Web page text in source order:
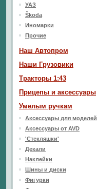
УАЗ
Škoda
Иномарки
Прочие
Наш Aвтопром
Наши Грузовики
Тракторы 1:43
Прицепы и аксессуары
Умелым ручкам
Аксессуары для моделей
Аксессуары от AVD
'Стекляшки'
Декали
Наклейки
Шины и диски
Фигурки